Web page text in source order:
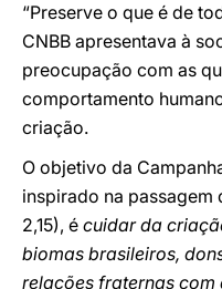
“Preserve o que é de
CNBB apresentava à
preocupação com as
comportamento
criação.
O objetivo da
inspirado na passagem
2,15), é cuidar da
biomas brasileiros,
relações fraternas com